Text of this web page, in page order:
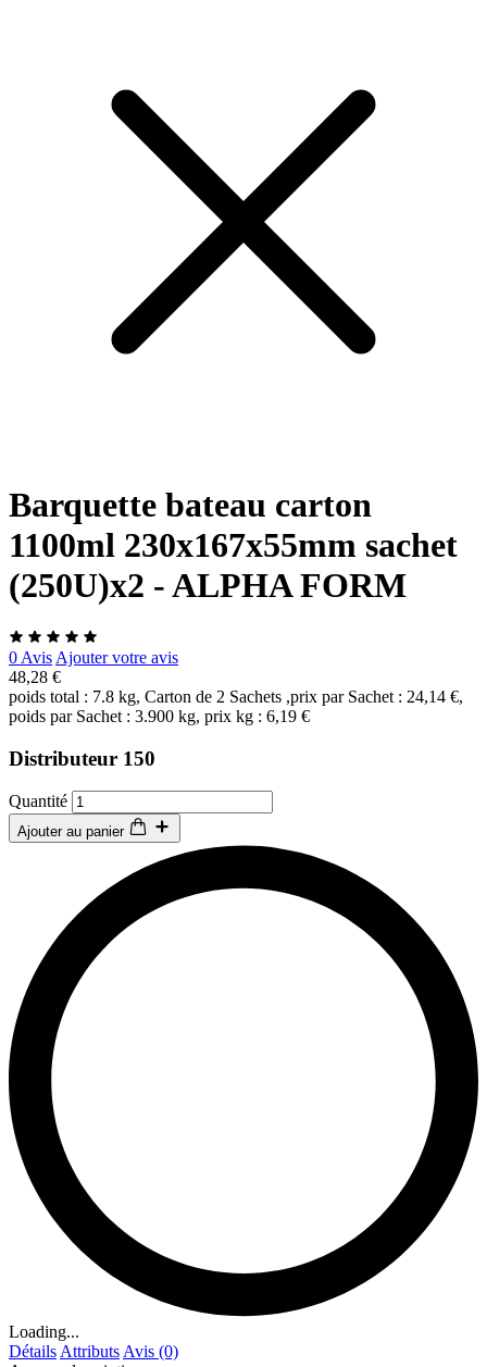
Barquette bateau carton
1100ml 230x167x55mm sachet
(250U)x2 - ALPHA FORM
0 Avis Ajouter votre avis
48,28 €
poids total : 7.8 kg, Carton de 2 Sachets ,prix par Sachet : 24,14 €,
poids par Sachet : 3.900 kg, prix kg : 6,19 €
Distributeur 150
Quantité
Ajouter au panier
Loading...
Détails Attributs Avis (0)